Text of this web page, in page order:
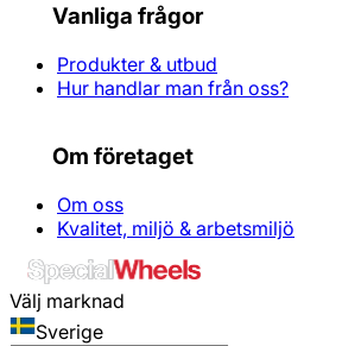
Vanliga frågor
Produkter & utbud
Hur handlar man från oss?
Om företaget
Om oss
Kvalitet, miljö & arbetsmiljö
Välj marknad
Sverige